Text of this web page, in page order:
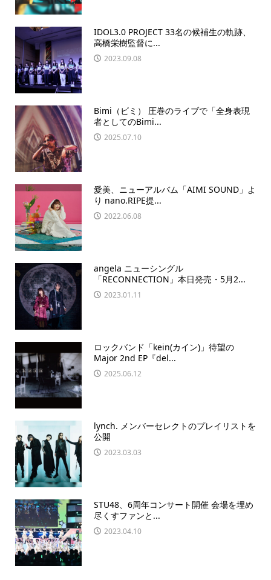
IDOL3.0 PROJECT 33名の候補生の軌跡、
高橋栄樹監督に...
2023.09.08
Bimi（ビミ） 圧巻のライブで「全身表現
者としてのBimi...
2025.07.10
愛美、ニューアルバム「AIMI SOUND」よ
り nano.RIPE提...
2022.06.08
angela ニューシングル
「RECONNECTION」本日発売・5月2...
2023.01.11
ロックバンド「kein(カイン)」待望の
Major 2nd EP『del...
2025.06.12
lynch. メンバーセレクトのプレイリストを
公開
2023.03.03
STU48、6周年コンサート開催 会場を埋め
尽くすファンと...
2023.04.10